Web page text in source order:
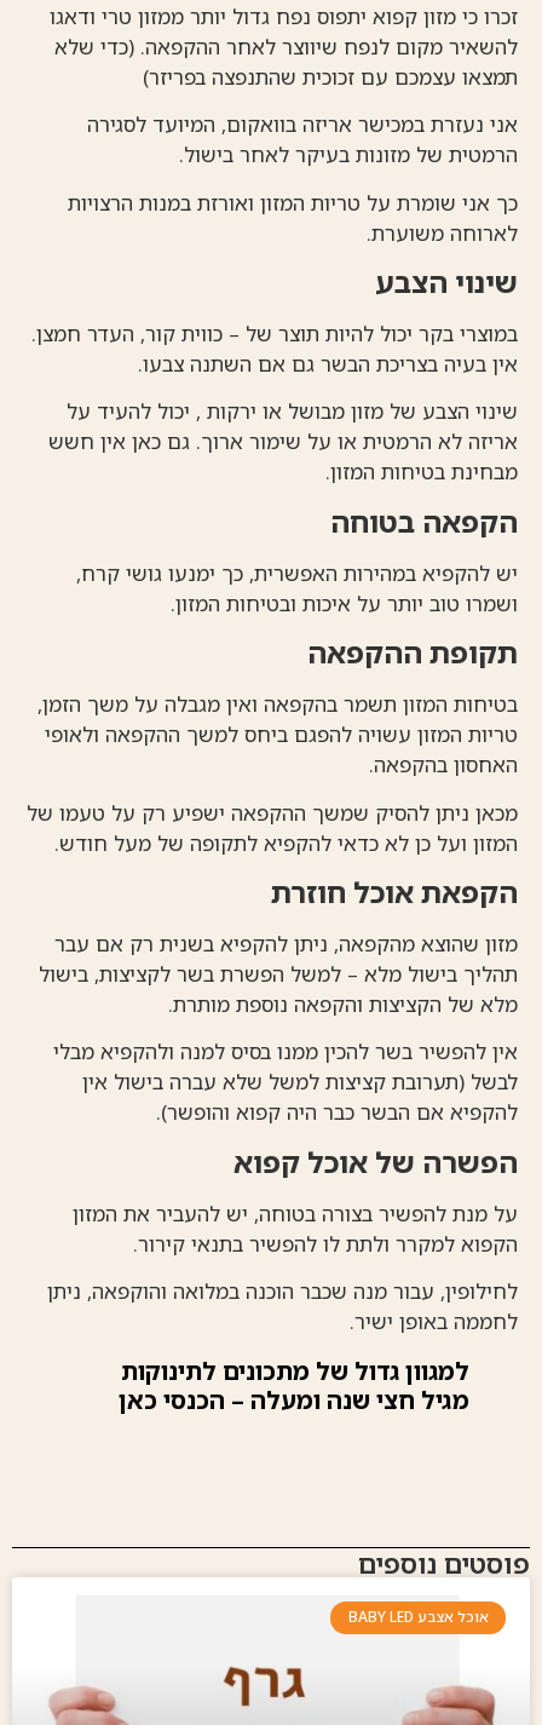
זכרו כי מזון קפוא יתפוס נפח גדול יותר ממזון טרי ודאגו
להשאיר מקום לנפח שיווצר לאחר ההקפאה. (כדי שלא
תמצאו עצמכם עם זכוכית שהתנפצה בפריזר)
אני נעזרת במכישר אריזה בוואקום, המיועד לסגירה
הרמטית של מזונות בעיקר לאחר בישול.
כך אני שומרת על טריות המזון ואורזת במנות הרצויות
לארוחה משוערת.
שינוי הצבע
במוצרי בקר יכול להיות תוצר של – כווית קור, העדר חמצן.
אין בעיה בצריכת הבשר גם אם השתנה צבעו.
שינוי הצבע של מזון מבושל או ירקות , יכול להעיד על
אריזה לא הרמטית או על שימור ארוך. גם כאן אין חשש
מבחינת בטיחות המזון.
הקפאה בטוחה
יש להקפיא במהירות האפשרית, כך ימנעו גושי קרח,
ושמרו טוב יותר על איכות ובטיחות המזון.
תקופת ההקפאה
בטיחות המזון תשמר בהקפאה ואין מגבלה על משך הזמן,
טריות המזון עשויה להפגם ביחס למשך ההקפאה ולאופי
האחסון בהקפאה.
מכאן ניתן להסיק שמשך ההקפאה ישפיע רק על טעמו של
המזון ועל כן לא כדאי להקפיא לתקופה של מעל חודש.
הקפאת אוכל חוזרת
מזון שהוצא מהקפאה, ניתן להקפיא בשנית רק אם עבר
תהליך בישול מלא – למשל הפשרת בשר לקציצות, בישול
מלא של הקציצות והקפאה נוספת מותרת.
אין להפשיר בשר להכין ממנו בסיס למנה ולהקפיא מבלי
לבשל (תערובת קציצות למשל שלא עברה בישול אין
להקפיא אם הבשר כבר היה קפוא והופשר).
הפשרה של אוכל קפוא
על מנת להפשיר בצורה בטוחה, יש להעביר את המזון
הקפוא למקרר ולתת לו להפשיר בתנאי קירור.
לחילופין, עבור מנה שכבר הוכנה במלואה והוקפאה, ניתן
לחממה באופן ישיר.
למגוון גדול של מתכונים לתינוקות
מגיל חצי שנה ומעלה – הכנסי כאן
פוסטים נוספים
אוכל אצבע BABY LED